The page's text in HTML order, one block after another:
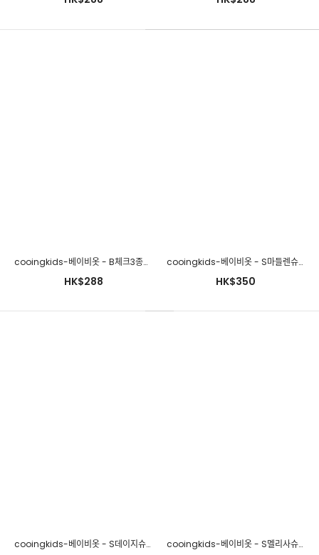
cooingkids-베이비옷 - 곰도리세트(모자&장갑세트)♡韓國幼兒
cooingkids-베이비옷 - B체크3종세트♡韓國幼兒裝
HK$288
cooingkids-베이비옷 - S마들렌슈트(보넷세트)♡韓國幼兒裝
HK$350
cooingkids-베이비옷 - S데이지슈트♡韓國幼兒裝 cooingkids-베이비옷 - S멜리사슈트(보넷세트)♡韓國幼兒裝